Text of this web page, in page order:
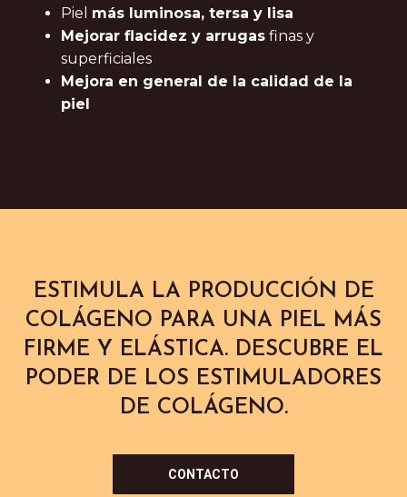
Piel más luminosa, tersa y lisa
Mejorar flacidez y arrugasfinas y
superficiales
Mejora en general de la calidad de la
piel
ESTIMULA LA PRODUCCIÓN DE
COLÁGENO PARA UNA PIEL MÁS
FIRME Y ELÁSTICA. DESCUBRE EL
PODER DE LOS ESTIMULADORES
DE COLÁGENO.
CONTACTO